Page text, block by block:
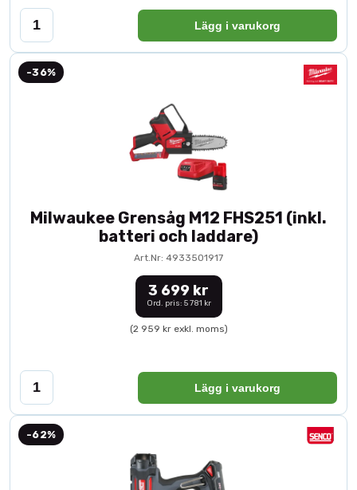
Lägg i varukorg
-36%
Milwaukee Grensåg M12 FHS251 (inkl.
batteri och laddare)
Art.Nr: 4933501917
3 699 kr
Ord. pris: 5 781 kr
(2 959 kr exkl. moms)
Lägg i varukorg
-62%